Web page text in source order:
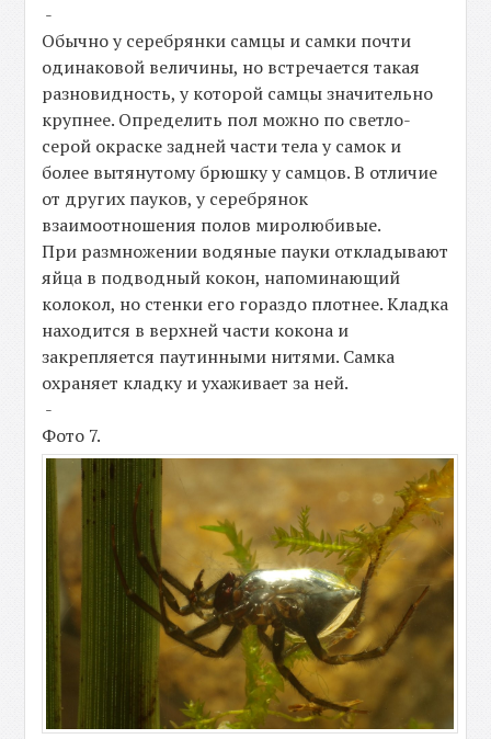
-
Обычно у серебрянки самцы и самки почти
одинаковой величины, но встречается такая
разновидность, у которой самцы значительно
крупнее. Определить пол можно по светло-
серой окраске задней части тела у самок и
более вытянутому брюшку у самцов. В отличие
от других пауков, у серебрянок
взаимоотношения полов миролюбивые.
При размножении водяные пауки откладывают
яйца в подводный кокон, напоминающий
колокол, но стенки его гораздо плотнее. Кладка
находится в верхней части кокона и
закрепляется паутинными нитями. Самка
охраняет кладку и ухаживает за ней.
-
Фото 7.